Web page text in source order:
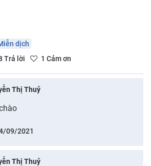
dịch
Trả lời 1 Cảm ơn
Thị Thuỷ
09/2021
Thị Thuỷ